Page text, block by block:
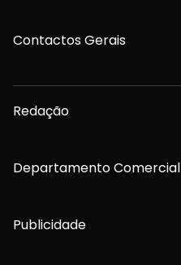
Contactos Gerais
Redação
Departamento Comercial
Publicidade